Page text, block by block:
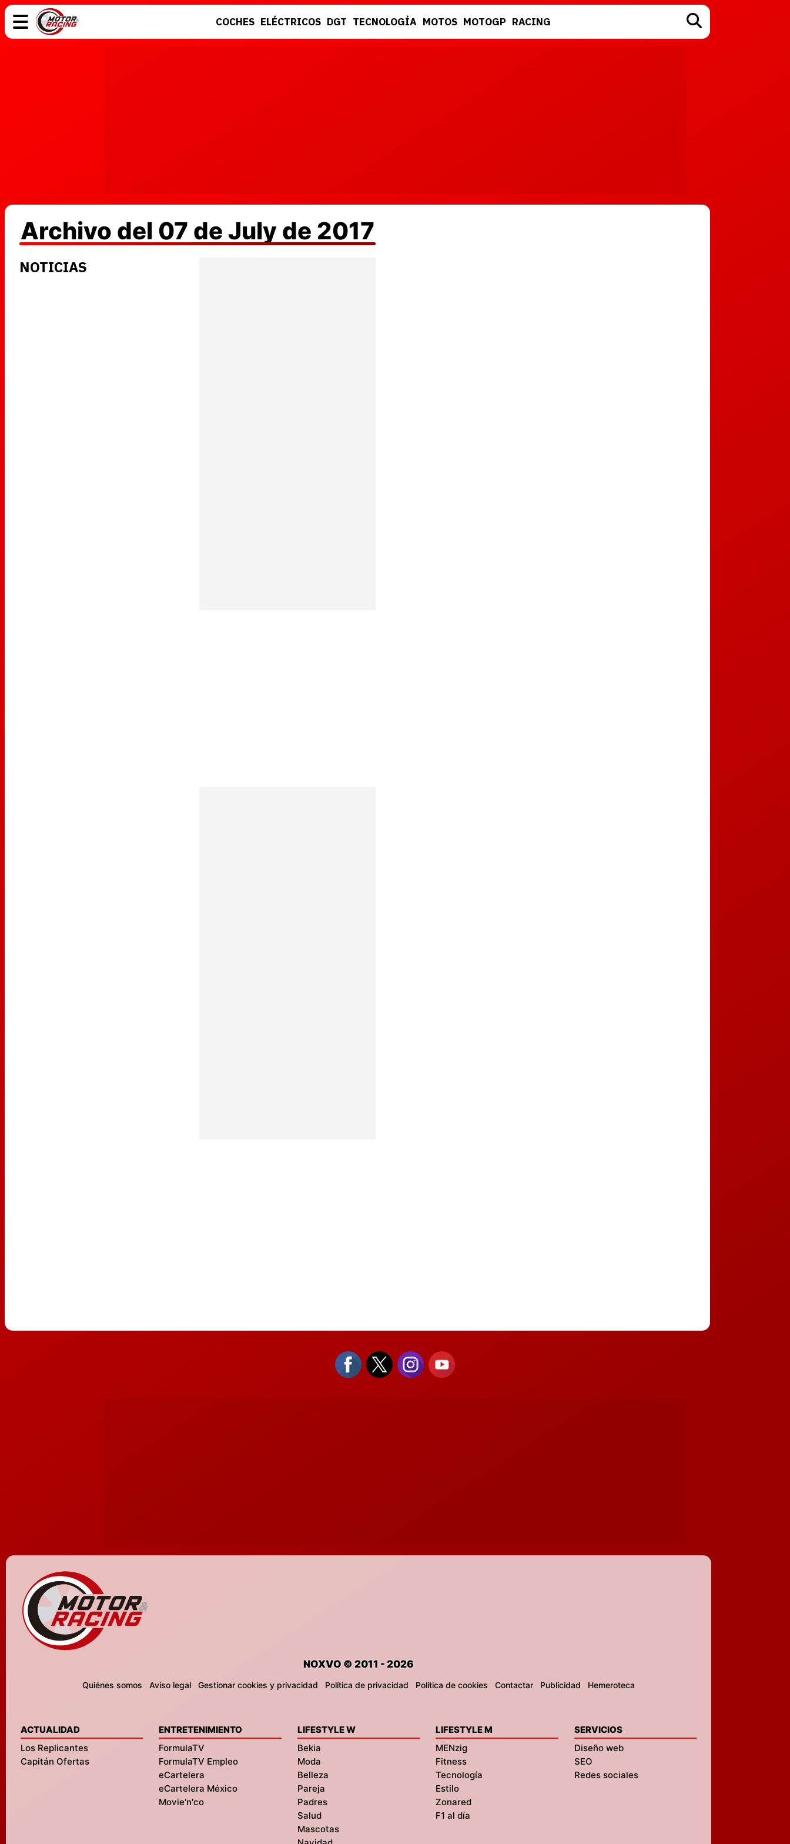
COCHES ELÉCTRICOS DGT TECNOLOGÍA MOTOS MOTOGP RACING
Archivo del 07 de July de 2017
NOTICIAS
NOXVO © 2011 - 2026
Quiénes somos Aviso legal Gestionar cookies y privacidad Política de privacidad Política de cookies Contactar Publicidad Hemeroteca
ACTUALIDAD
Los Replicantes
Capitán Ofertas
ENTRETENIMIENTO
FormulaTV
FormulaTV Empleo
eCartelera
eCartelera México
Movie'n'co
LIFESTYLE W
Bekia
Moda
Belleza
Pareja
Padres
Salud
Mascotas
LIFESTYLE M
MENzig
Fitness
Tecnología
Estilo
Zonared
F1 al día
SERVICIOS
Diseño web
SEO
Redes sociales